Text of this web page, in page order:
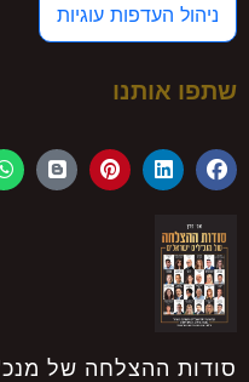
ניהול העדפות עוגיות
שתפו אותנו
סודות ההצלחה של